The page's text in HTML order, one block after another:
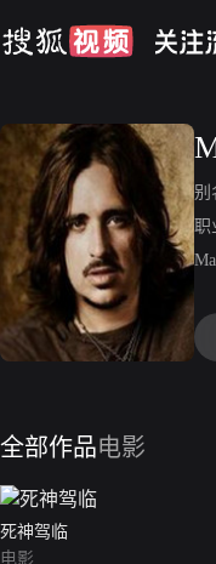
别
职
全部作品电影
死神驾临
电影